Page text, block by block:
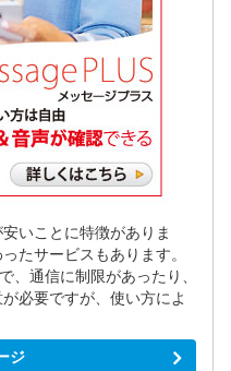
いことに特徴がありま
たサービスもあります。
、通信に制限があったり、
必要ですが、使い方によ
ジ